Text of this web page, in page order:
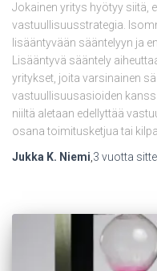
Jokainen yritys hyötyy siitä,
vastuullisuusstrategia.
lisääntyvään sääntelyyn ja
Lisääntyvä sääntely
yritykset, joita varsinainen
vastuullisuusasioiden
niiltä aletaan edellyttää
osana toimitusketjua tai
Jukka K. Niemi 3 vuotta